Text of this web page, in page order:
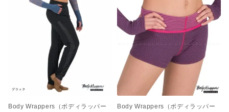
Body Wrappers（ボディラッパー
Body Wrappers（ボディラッパー